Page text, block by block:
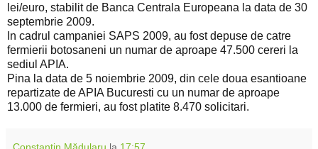
lei/euro, stabilit de Banca Centrala Europeana la data de 30
septembrie 2009.
In cadrul campaniei SAPS 2009, au fost depuse de catre
fermierii botosaneni un numar de aproape 47.500 cereri la
sediul APIA.
Pina la data de 5 noiembrie 2009, din cele doua esantioane
repartizate de APIA Bucuresti cu un numar de aproape
13.000 de fermieri, au fost platite 8.470 solicitari.
Constantin Mădularu la 17:57